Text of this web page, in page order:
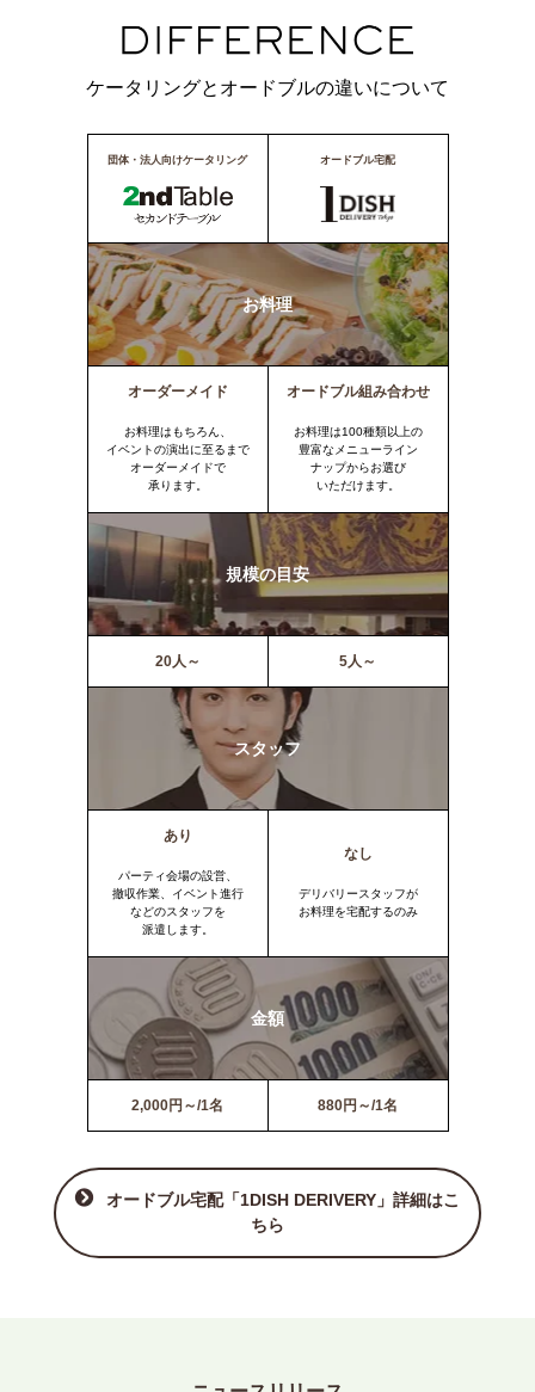
ケータリングとオードブルの違いについて
団体・法人向けケータリング オードブル宅配
お料理
オーダーメイド
お料理はもちろん、
イベントの演出に至るまで
オーダーメイドで
承ります。
オードブル組み合わせ
お料理は100種類以上の
豊富なメニューライン
ナップからお選び
いただけます。
規模の目安
20人～ 5人～
スタッフ
あり
パーティ会場の設営、
撤収作業、イベント進行
などのスタッフを
派遣します。
なし
デリバリースタッフが
お料理を宅配するのみ
金額
2,000円～/1名 880円～/1名
オードブル宅配「1DISH DERIVERY」詳細はこ
ちら